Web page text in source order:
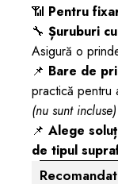
📶 Pentru
🔧 Șuruburi
Asigură o
📌 Bare de
practică pentru
(nu sunt incluse)
📌 Alege
de tipul